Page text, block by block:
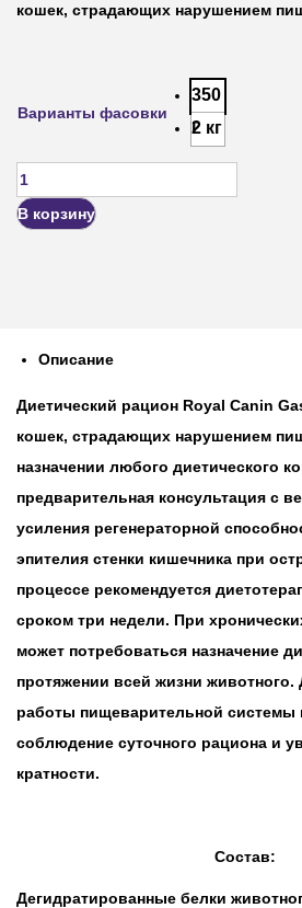
кошек, страдающих нарушением
Варианты фасовки
350
г
2 кг
В корзину
Описание
Диетический рацион Royal Canin
кошек, страдающих нарушением
назначении любого диетического
предварительная консультация с
усиления регенераторной
эпителия стенки кишечника при
процессе рекомендуется
сроком три недели. При
может потребоваться назначение
протяжении всей жизни
работы пищеварительной системы
соблюдение суточного рациона и
кратности.
Состав:
Дегидратированные белки